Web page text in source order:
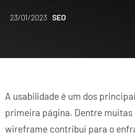
23/01/2023 SEO
A usabilidade é um dos
primeira página. Dentre
wireframe contribui para o